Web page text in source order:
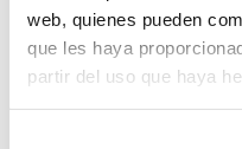
web, quienes pueden
que les haya
partir del uso que haya
Grupo-System,
EnSystem Network
15 años de experiencia,